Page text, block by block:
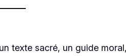
texte sacré, un guide